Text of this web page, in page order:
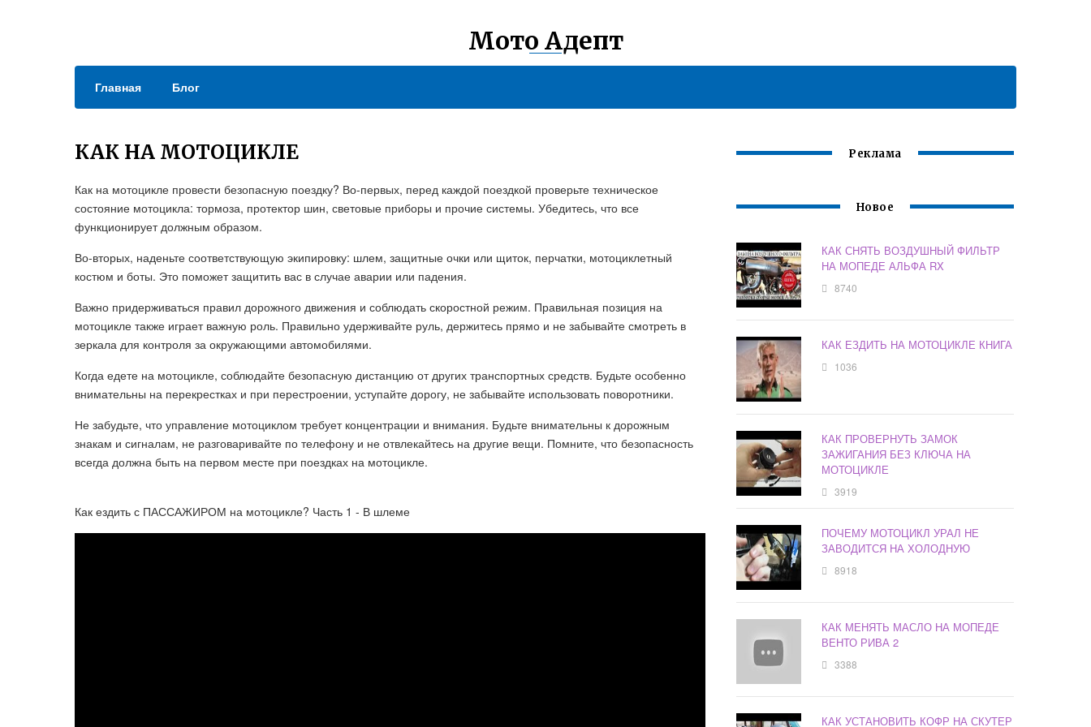
Мото Адепт
Главная Блог
КАК НА МОТОЦИКЛЕ
Как на мотоцикле провести безопасную поездку? Во-первых, перед каждой поездкой проверьте техническое
состояние мотоцикла: тормоза, протектор шин, световые приборы и прочие системы. Убедитесь, что все
функционирует должным образом.
Во-вторых, наденьте соответствующую экипировку: шлем, защитные очки или щиток, перчатки, мотоциклетный
костюм и боты. Это поможет защитить вас в случае аварии или падения.
Важно придерживаться правил дорожного движения и соблюдать скоростной режим. Правильная позиция на
мотоцикле также играет важную роль. Правильно удерживайте руль, держитесь прямо и не забывайте смотреть в
зеркала для контроля за окружающими автомобилями.
Когда едете на мотоцикле, соблюдайте безопасную дистанцию от других транспортных средств. Будьте особенно
внимательны на перекрестках и при перестроении, уступайте дорогу, не забывайте использовать поворотники.
Не забудьте, что управление мотоциклом требует концентрации и внимания. Будьте внимательны к дорожным
знакам и сигналам, не разговаривайте по телефону и не отвлекайтесь на другие вещи. Помните, что безопасность
всегда должна быть на первом месте при поездках на мотоцикле.
Как ездить с ПАССАЖИРОМ на мотоцикле? Часть 1 - В шлеме
Реклама
Новое
КАК СНЯТЬ ВОЗДУШНЫЙ ФИЛЬТР
НА МОПЕДЕ АЛЬФА RX
8740
КАК ЕЗДИТЬ НА МОТОЦИКЛЕ КНИГА
1036
КАК ПРОВЕРНУТЬ ЗАМОК
ЗАЖИГАНИЯ БЕЗ КЛЮЧА НА
МОТОЦИКЛЕ
3919
ПОЧЕМУ МОТОЦИКЛ УРАЛ НЕ
ЗАВОДИТСЯ НА ХОЛОДНУЮ
8918
КАК МЕНЯТЬ МАСЛО НА МОПЕДЕ
ВЕНТО РИВА 2
3388
КАК УСТАНОВИТЬ КОФР НА СКУТЕР